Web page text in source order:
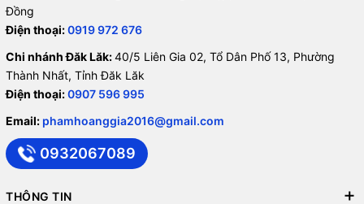
Đồng
Điện thoại:0919 972 676
Chi nhánh Đăk Lăk:40/5 Liên Gia 02, Tổ Dân Phố 13, Phường
Thành Nhất, Tỉnh Đăk Lăk
Điện thoại:0907 596 995
Email: phamhoanggia2016@gmail.com
0932067089
THÔNG TIN